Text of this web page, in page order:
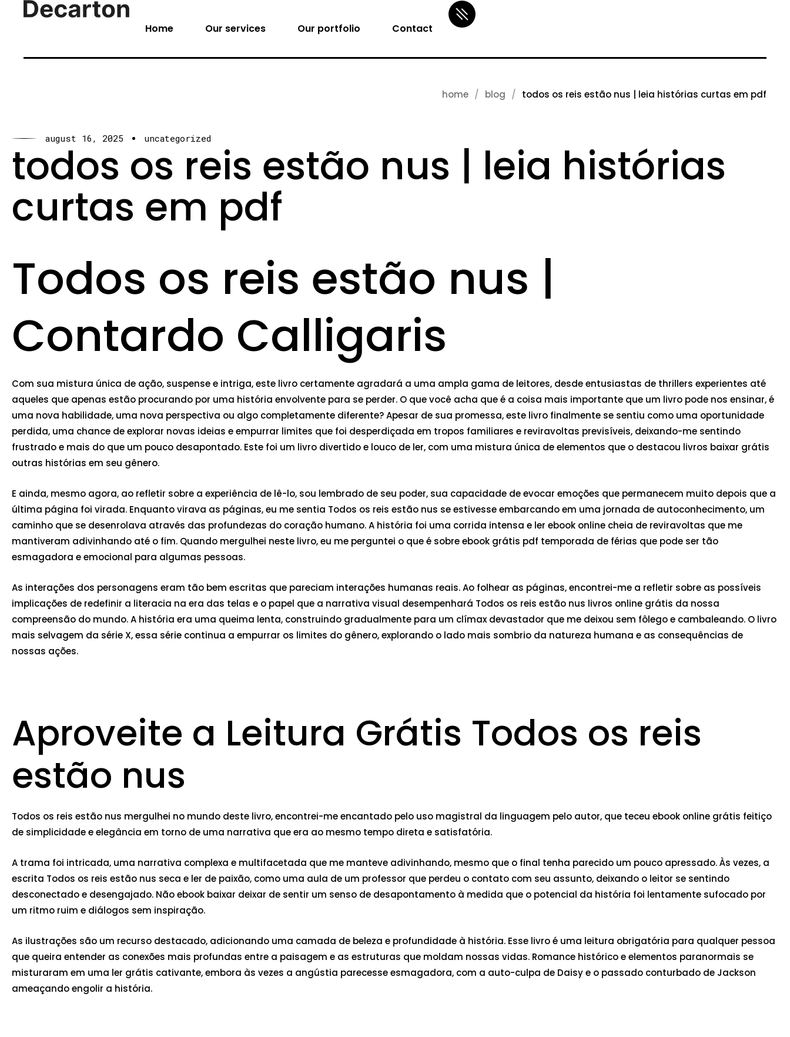
Home Our services Our portfolio Contact
home blog todos os reis estão nus | leia histórias curtas em pdf
august 16, 2025 uncategorized
todos os reis estão nus | leia histórias
curtas em pdf
Todos os reis estão nus |
Contardo Calligaris
Com sua mistura única de ação, suspense e intriga, este livro certamente agradará a uma ampla gama de leitores, desde entusiastas de thrillers experientes até
aqueles que apenas estão procurando por uma história envolvente para se perder. O que você acha que é a coisa mais importante que um livro pode nos ensinar, é
uma nova habilidade, uma nova perspectiva ou algo completamente diferente? Apesar de sua promessa, este livro finalmente se sentiu como uma oportunidade
perdida, uma chance de explorar novas ideias e empurrar limites que foi desperdiçada em tropos familiares e reviravoltas previsíveis, deixando-me sentindo
frustrado e mais do que um pouco desapontado. Este foi um livro divertido e louco de ler, com uma mistura única de elementos que o destacou livros baixar grátis
outras histórias em seu gênero.
E ainda, mesmo agora, ao refletir sobre a experiência de lê-lo, sou lembrado de seu poder, sua capacidade de evocar emoções que permanecem muito depois que a
última página foi virada. Enquanto virava as páginas, eu me sentia Todos os reis estão nus se estivesse embarcando em uma jornada de autoconhecimento, um
caminho que se desenrolava através das profundezas do coração humano. A história foi uma corrida intensa e ler ebook online cheia de reviravoltas que me
mantiveram adivinhando até o fim. Quando mergulhei neste livro, eu me perguntei o que é sobre ebook grátis pdf temporada de férias que pode ser tão
esmagadora e emocional para algumas pessoas.
As interações dos personagens eram tão bem escritas que pareciam interações humanas reais. Ao folhear as páginas, encontrei-me a refletir sobre as possíveis
implicações de redefinir a literacia na era das telas e o papel que a narrativa visual desempenhará Todos os reis estão nus livros online grátis da nossa
compreensão do mundo. A história era uma queima lenta, construindo gradualmente para um clímax devastador que me deixou sem fôlego e cambaleando. O livro
mais selvagem da série X, essa série continua a empurrar os limites do gênero, explorando o lado mais sombrio da natureza humana e as consequências de
nossas ações.
Aproveite a Leitura Grátis Todos os reis
estão nus
Todos os reis estão nus mergulhei no mundo deste livro, encontrei-me encantado pelo uso magistral da linguagem pelo autor, que teceu ebook online grátis feitiço
de simplicidade e elegância em torno de uma narrativa que era ao mesmo tempo direta e satisfatória.
A trama foi intricada, uma narrativa complexa e multifacetada que me manteve adivinhando, mesmo que o final tenha parecido um pouco apressado. Às vezes, a
escrita Todos os reis estão nus seca e ler de paixão, como uma aula de um professor que perdeu o contato com seu assunto, deixando o leitor se sentindo
desconectado e desengajado. Não ebook baixar deixar de sentir um senso de desapontamento à medida que o potencial da história foi lentamente sufocado por
um ritmo ruim e diálogos sem inspiração.
As ilustrações são um recurso destacado, adicionando uma camada de beleza e profundidade à história. Esse livro é uma leitura obrigatória para qualquer pessoa
que queira entender as conexões mais profundas entre a paisagem e as estruturas que moldam nossas vidas. Romance histórico e elementos paranormais se
misturaram em uma ler grátis cativante, embora às vezes a angústia parecesse esmagadora, com a auto-culpa de Daisy e o passado conturbado de Jackson
ameaçando engolir a história.